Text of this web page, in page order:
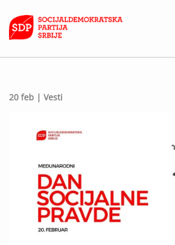
20 feb | Vesti